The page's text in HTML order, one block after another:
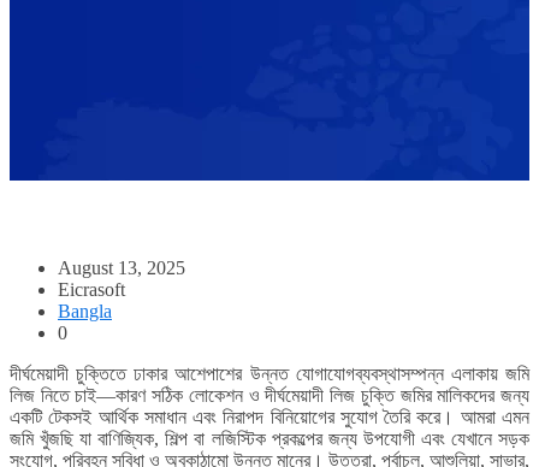
August 13, 2025
Eicrasoft
Bangla
0
দীর্ঘমেয়াদী চুক্তিতে ঢাকার আশেপাশের উন্নত যোগাযোগব্যবস্থাসম্পন্ন এলাকায় জমি
লিজ নিতে চাই—কারণ সঠিক লোকেশন ও দীর্ঘমেয়াদী লিজ চুক্তি জমির মালিকদের জন্য
একটি টেকসই আর্থিক সমাধান এবং নিরাপদ বিনিয়োগের সুযোগ তৈরি করে। আমরা এমন
জমি খুঁজছি যা বাণিজ্যিক, শিল্প বা লজিস্টিক প্রকল্পের জন্য উপযোগী এবং যেখানে সড়ক
সংযোগ, পরিবহন সুবিধা ও অবকাঠামো উন্নত মানের। উত্তরা, পূর্বাচল, আশুলিয়া, সাভার,